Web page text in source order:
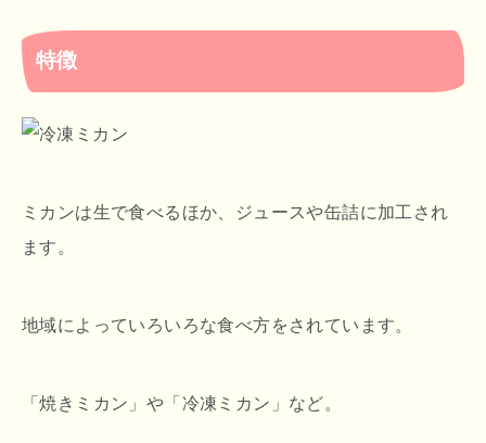
特徴
ミカンは生で食べるほか、ジュースや缶詰に加工され
ます。
地域によっていろいろな食べ方をされています。
「焼きミカン」や「冷凍ミカン」など。